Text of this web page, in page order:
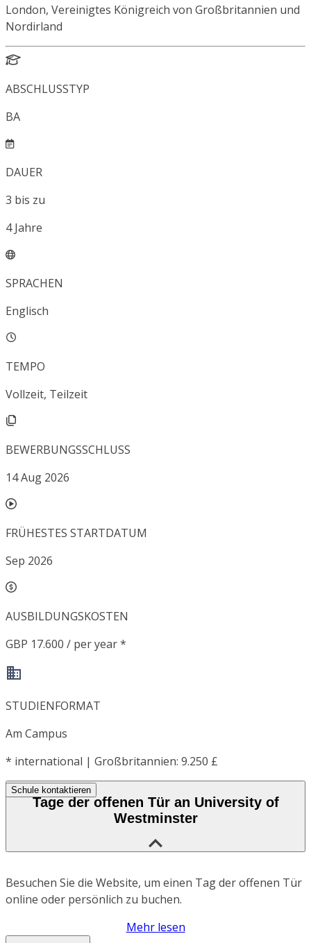
London, Vereinigtes Königreich von Großbritannien und
Nordirland
ABSCHLUSSTYP
BA
DAUER
3 bis zu
4 Jahre
SPRACHEN
Englisch
TEMPO
Vollzeit, Teilzeit
BEWERBUNGSSCHLUSS
14 Aug 2026
FRÜHESTES STARTDATUM
Sep 2026
AUSBILDUNGSKOSTEN
GBP 17.600 / per year *
STUDIENFORMAT
Am Campus
* international | Großbritannien: 9.250 £
Schule kontaktieren
Tage der offenen Tür an University of
Westminster
Besuchen Sie die Website, um einen Tag der offenen Tür
online oder persönlich zu buchen.
Mehr lesen